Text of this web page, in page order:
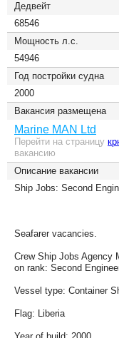
Дедвейт
68546
Мощность л.с.
54946
Год постройки судна
2000
Вакансия размещена
Marine MAN Ltd
Перейти на страницу
вакансию
Описание вакансии
Ship Jobs: Second
Seafarer vacancies.
Crew Ship Jobs Agency
on rank: Second
Vessel type: Container
Flag: Liberia